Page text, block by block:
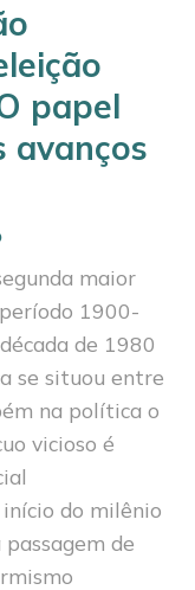
papel
avanços
maior
1900-
de 1980
se situou entre
na política o
vicioso é
do milênio
passagem de